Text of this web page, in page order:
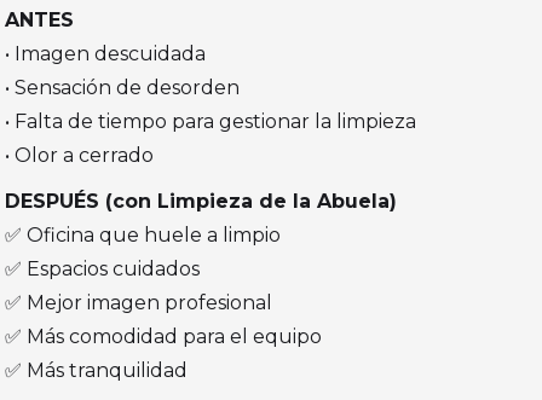
ANTES
• Imagen descuidada
• Sensación de desorden
• Falta de tiempo para gestionar la limpieza
• Olor a cerrado
DESPUÉS (con Limpieza de la Abuela)
✅ Oficina que huele a limpio
✅ Espacios cuidados
✅ Mejor imagen profesional
✅ Más comodidad para el equipo
✅ Más tranquilidad